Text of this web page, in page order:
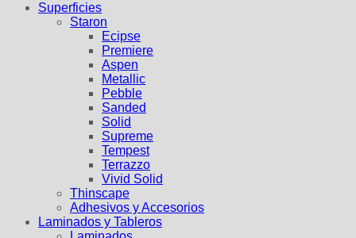
Superficies
Staron
Ecipse
Premiere
Aspen
Metallic
Pebble
Sanded
Solid
Supreme
Tempest
Terrazzo
Vivid Solid
Thinscape
Adhesivos y Accesorios
Laminados y Tableros